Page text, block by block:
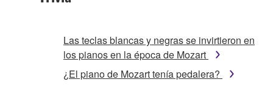
Las teclas blancas y negras se invirtieron en
los pianos en la época de Mozart
¿El piano de Mozart tenía pedalera?